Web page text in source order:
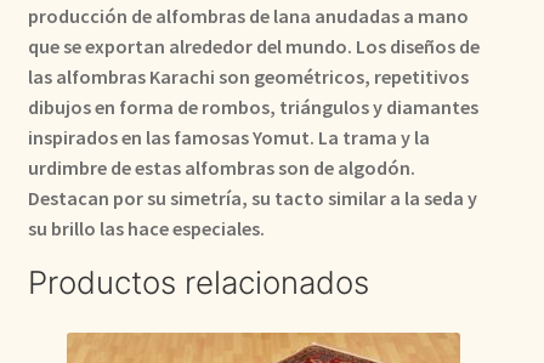
producción de alfombras de lana anudadas a mano
que se exportan alrededor del mundo. Los diseños de
las alfombras Karachi son geométricos, repetitivos
dibujos en forma de rombos, triángulos y diamantes
inspirados en las famosas Yomut. La trama y la
urdimbre de estas alfombras son de algodón.
Destacan por su simetría, su tacto similar a la seda y
su brillo las hace especiales.
Productos relacionados